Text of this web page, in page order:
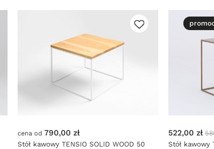
cena od 790,00 zł
Stół kawowy TENSIO SOLID WOOD 50
522,00 zł
Stół kawowy